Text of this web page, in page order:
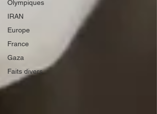
Olympiques
IRAN
Europe
France
Gaza
Faits divers